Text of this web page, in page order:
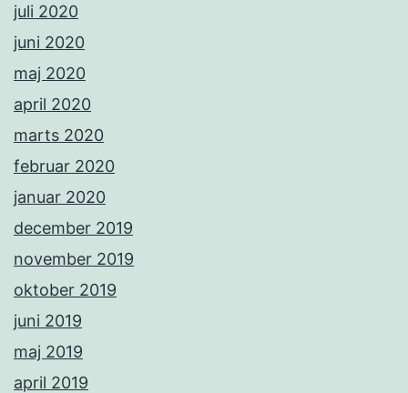
juli 2020
juni 2020
maj 2020
april 2020
marts 2020
februar 2020
januar 2020
december 2019
november 2019
oktober 2019
juni 2019
maj 2019
april 2019